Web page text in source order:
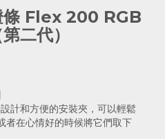
Flex 200 RGB
二代）
和方便的安裝夾，可以輕鬆
者在心情好的時候將它們取下